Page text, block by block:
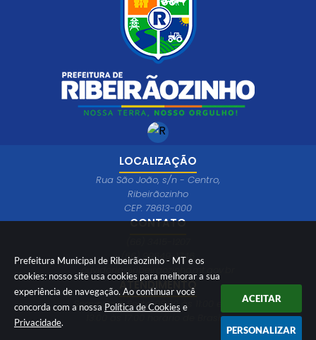
Prefeitura Municipal de Ribeirãozinho - MT e os
cookies: nosso site usa cookies para melhorar a sua
experiência de navegação. Ao continuar você
concorda com a nossa Política de Cookies e
Privacidade.
ACEITAR
PERSONALIZAR
LOCALIZAÇÃO
Rua São João, s/n - Centro,
Ribeirãozinho
CEP: 78613-000
CONTATO
(66) 99649-1746
ouvidoria@ribeiraozinho.mt.gov.br
ATENDIMENTO
Segunda à Sexta 08:00 às 11:00 e das
13:00 às 17:00 horário de Brasília